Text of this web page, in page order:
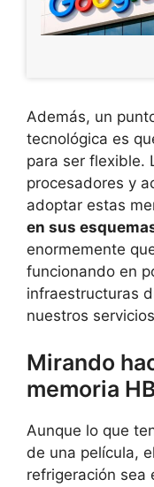
Además, un
tecnológica es
para ser flexible.
procesadores y
adoptar estas
en sus
enormemente
funcionando en
infraestructuras
nuestros
Mirando
memoria
Aunque lo que
de una película,
refrigeración sea